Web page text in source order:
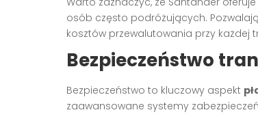
osób często podróżujących.
kosztów przewalutowania przy każdej
Bezpieczeństwo
Bezpieczeństwo to kluczowy aspekt
zaawansowane systemy